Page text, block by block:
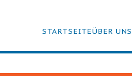
STARTSEITEÜBER UNS